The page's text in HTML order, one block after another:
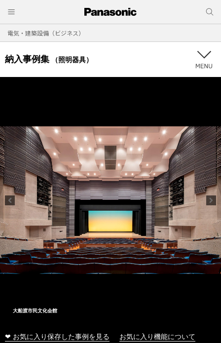
電気・建築設備（ビジネス）
納入事例集 （照明器具）
大船渡市民文化会館
❤ お気に入り保存した事例を見る お気に入り機能について